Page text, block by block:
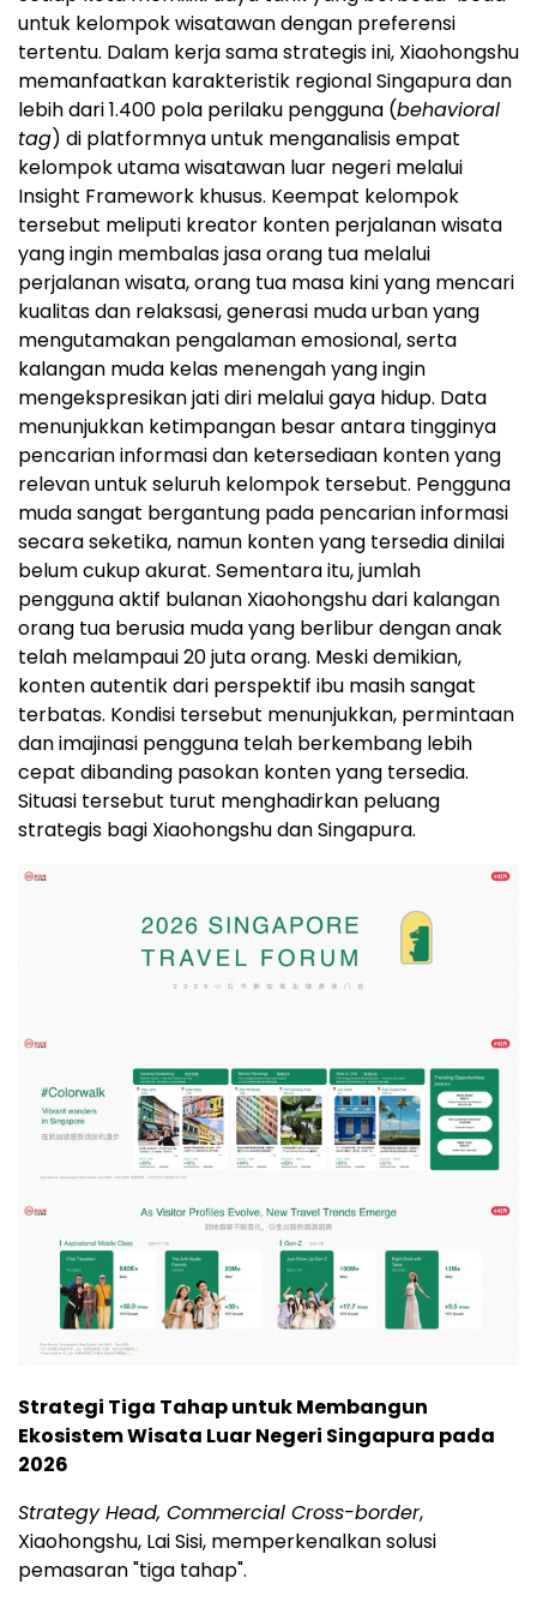
untuk kelompok wisatawan dengan preferensi
tertentu. Dalam kerja sama strategis ini, Xiaohongshu
memanfaatkan karakteristik regional Singapura dan
lebih dari 1.400 pola perilaku pengguna (behavioral
tag) di platformnya untuk menganalisis empat
kelompok utama wisatawan luar negeri melalui
Insight Framework khusus. Keempat kelompok
tersebut meliputi kreator konten perjalanan wisata
yang ingin membalas jasa orang tua melalui
perjalanan wisata, orang tua masa kini yang mencari
kualitas dan relaksasi, generasi muda urban yang
mengutamakan pengalaman emosional, serta
kalangan muda kelas menengah yang ingin
mengekspresikan jati diri melalui gaya hidup. Data
menunjukkan ketimpangan besar antara tingginya
pencarian informasi dan ketersediaan konten yang
relevan untuk seluruh kelompok tersebut. Pengguna
muda sangat bergantung pada pencarian informasi
secara seketika, namun konten yang tersedia dinilai
belum cukup akurat. Sementara itu, jumlah
pengguna aktif bulanan Xiaohongshu dari kalangan
orang tua berusia muda yang berlibur dengan anak
telah melampaui 20 juta orang. Meski demikian,
konten autentik dari perspektif ibu masih sangat
terbatas. Kondisi tersebut menunjukkan, permintaan
dan imajinasi pengguna telah berkembang lebih
cepat dibanding pasokan konten yang tersedia.
Situasi tersebut turut menghadirkan peluang
strategis bagi Xiaohongshu dan Singapura.
Strategi Tiga Tahap untuk Membangun
Ekosistem Wisata Luar Negeri Singapura pada
2026
Strategy Head, Commercial Cross-border,
Xiaohongshu, Lai Sisi, memperkenalkan solusi
pemasaran "tiga tahap".